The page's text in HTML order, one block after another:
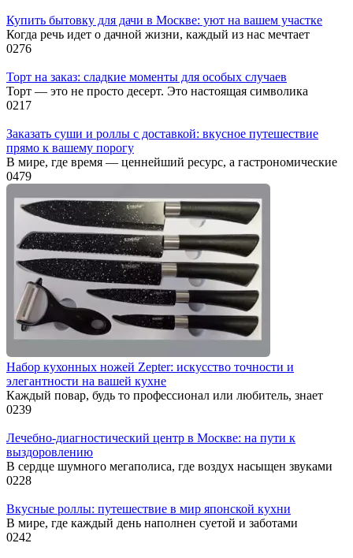
Купить бытовку для дачи в Москве: уют на вашем участке
Когда речь идет о дачной жизни, каждый из нас мечтает
0276
Торт на заказ: сладкие моменты для особых случаев
Торт — это не просто десерт. Это настоящая символика
0217
Заказать суши и роллы с доставкой: вкусное путешествие
прямо к вашему порогу
В мире, где время — ценнейший ресурс, а гастрономические
0479
Набор кухонных ножей Zepter: искусство точности и
элегантности на вашей кухне
Каждый повар, будь то профессионал или любитель, знает
0239
Лечебно-диагностический центр в Москве: на пути к
выздоровлению
В сердце шумного мегаполиса, где воздух насыщен звуками
0228
Вкусные роллы: путешествие в мир японской кухни
В мире, где каждый день наполнен суетой и заботами
0242